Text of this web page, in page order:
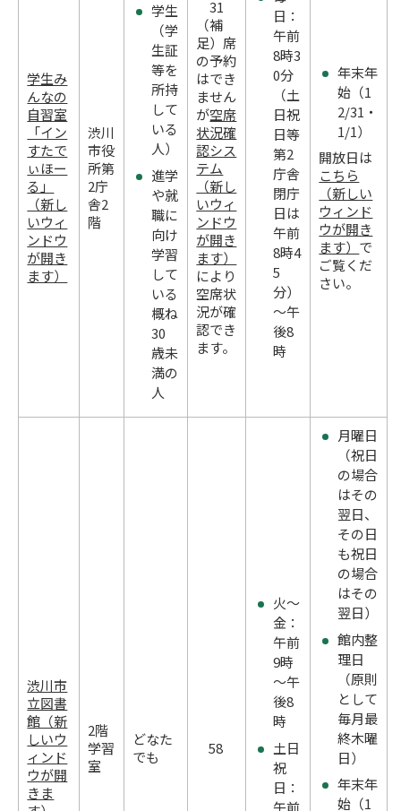
学生み
んなの
自習室
「イン
すたで
ぃほー
る」
（新し
いウィ
ンドウ
が開き
ます）
渋川
市役
所第
2庁
舎2
階
学生
（学
生証
等を
所持
して
いる
人）
進学
や就
職に
向け
学習
して
いる
概ね
30
歳未
満の
人
31
（補
足）席
の予約
はでき
ません
が空席
状況確
認シス
テム
（新し
いウィ
ンドウ
が開き
ます）
により
空席状
況が確
認でき
ます。
日：
午前
8時3
0分
（土
日祝
日等
第2
庁舎
閉庁
日は
午前
8時4
5
分）
～午
後8
時
年末年
始（1
2/31・
1/1）
開放日は
こちら
（新しい
ウィンド
ウが開き
ます） で
ご覧くだ
さい。
渋川市
立図書
館（新
しいウ
ィンド
ウが開
きま
2階
学習
室
どなた
でも
58
火～
金：
午前
9時
～午
後8
時
土日
祝
日：
午前
月曜日
（祝日
の場合
はその
翌日、
その日
も祝日
の場合
はその
翌日）
館内整
理日
（原則
として
毎月最
終木曜
日）
年末年
始（1